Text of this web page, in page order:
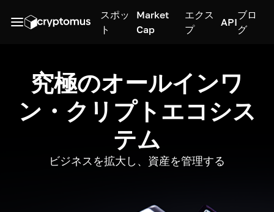
スポッ
ト
Market
Cap
エクス
プ
API
ブロ
グ
究極のオールインワ
ン・クリプトエコシス
テム
ビジネスを拡大し、資産を管理する